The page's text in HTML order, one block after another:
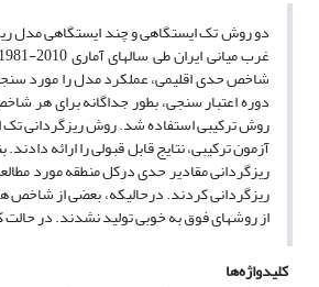
شاخص حدی اقلیمی، عملکرد مدل را مورد
دوره اعتبار سنجی، بطور جداگانه برای هر
آزمون ترکیبی، نتایج قابل قبولی را ارائه
ریزگردانی مقادیر حدی درکل منطقه مورد
از روشهای فوق به خوبی تولید نشدند. در
کلیدواژه‌ها